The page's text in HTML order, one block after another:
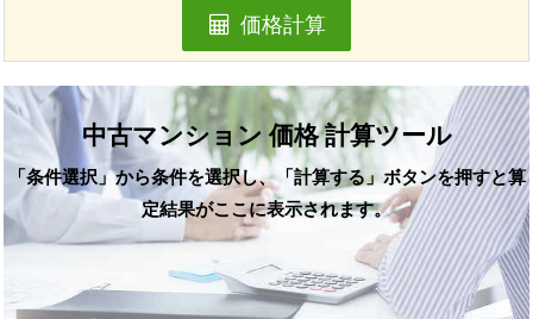
価格計算
中古マンション 価格 計算ツール
「条件選択」から条件を選択し、「計算する」ボタンを押すと算
定結果がここに表示されます。